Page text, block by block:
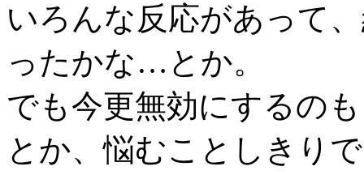
いろんな反応があって
ったかな…とか。
でも今更無効にするの
とか、悩むことしきり